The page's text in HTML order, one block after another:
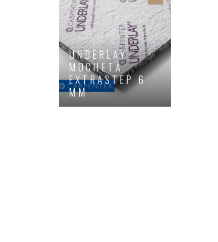
UNDERLAY
MOCHETĂ
EXTRASTEP 6
MM